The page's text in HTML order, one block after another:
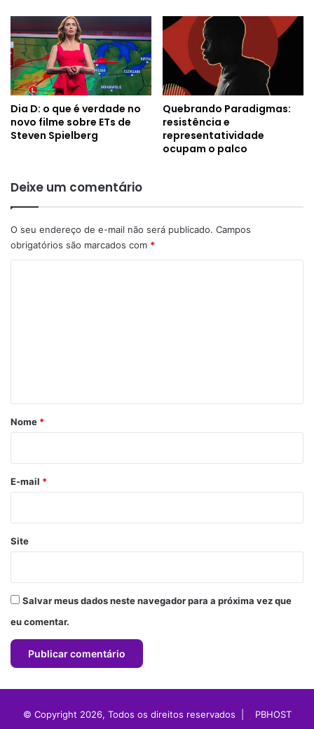
Dia D: o que é verdade no
novo filme sobre ETs de
Steven Spielberg
Quebrando Paradigmas:
resistência e
representatividade
ocupam o palco
Deixe um comentário
O seu endereço de e-mail não será publicado. Campos
obrigatórios são marcados com *
r
*
Nome *
E-mail *
Site
Salvar meus dados neste navegador para a próxima vez que
eu comentar.
© Copyright 2026, Todos os direitos reservados | PBHOST